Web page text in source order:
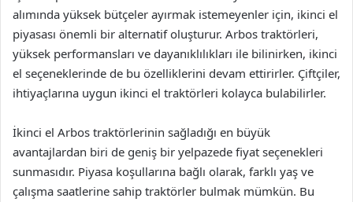
alımında yüksek bütçeler ayırmak istemeyenler için, ikinci el
piyasası önemli bir alternatif oluşturur. Arbos traktörleri,
yüksek performansları ve dayanıklılıkları ile bilinirken, ikinci
el seçeneklerinde de bu özelliklerini devam ettirirler. Çiftçiler,
ihtiyaçlarına uygun ikinci el traktörleri kolayca bulabilirler.
İkinci el Arbos traktörlerinin sağladığı en büyük
avantajlardan biri de geniş bir yelpazede fiyat seçenekleri
sunmasıdır. Piyasa koşullarına bağlı olarak, farklı yaş ve
çalışma saatlerine sahip traktörler bulmak mümkün. Bu